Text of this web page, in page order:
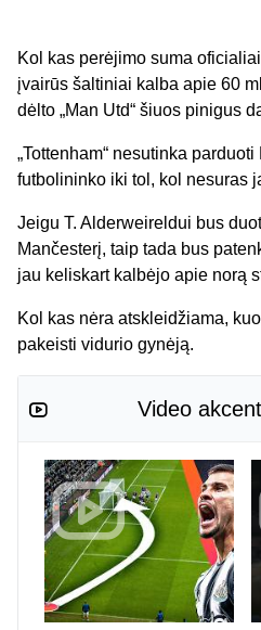
Kol kas perėjimo suma
įvairūs šaltiniai kalba apie 60
dėlto „Man Utd“ šiuos pinigus
„Tottenham“ nesutinka
futbolininko iki tol, kol nesuras
Jeigu T. Alderweireldui bus
Mančesterį, taip tada bus
jau keliskart kalbėjo apie norą
Kol kas nėra atskleidžiama,
pakeisti vidurio gynėją.
Video